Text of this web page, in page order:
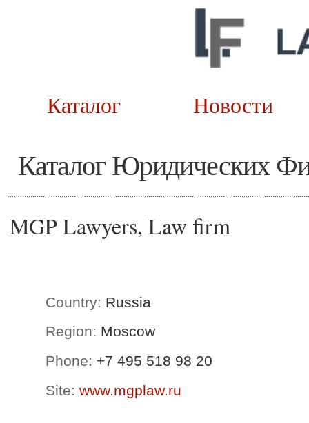
Каталог
Каталог Юридических
MGP Lawyers, Law firm
Country: Russia
Region: Moscow
Phone: +7 495 518 98 20
Site: www.mgplaw.ru